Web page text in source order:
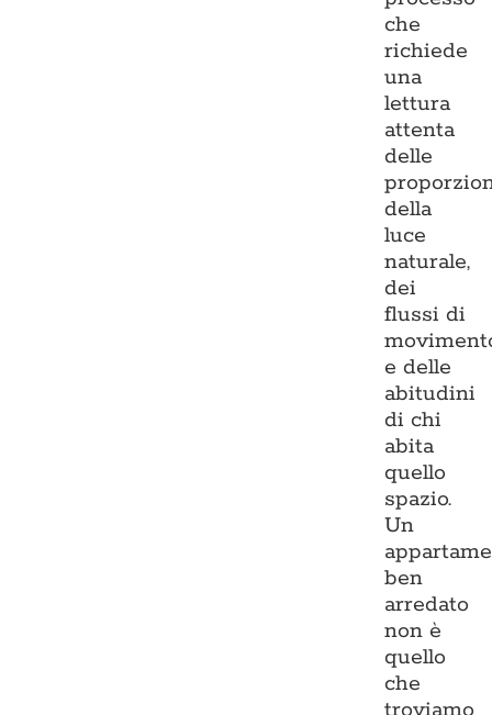
che
richiede
una
lettura
attenta
delle
della
luce
naturale,
dei
flussi di
e delle
abitudini
di chi
abita
quello
spazio.
Un
ben
arredato
non è
quello
che